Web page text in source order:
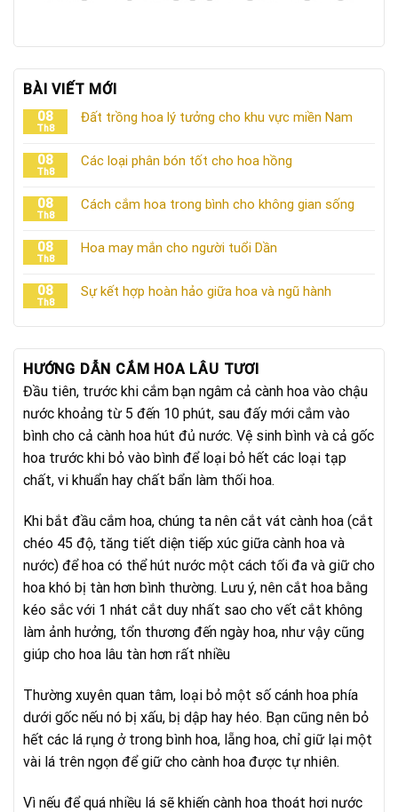
BÀI VIẾT MỚI
08
Th8
Đất trồng hoa lý tưởng cho khu vực miền Nam
08
Th8
Các loại phân bón tốt cho hoa hồng
08
Th8
Cách cắm hoa trong bình cho không gian sống
08
Th8
Hoa may mắn cho người tuổi Dần
08
Th8
Sự kết hợp hoàn hảo giữa hoa và ngũ hành
HƯỚNG DẪN CẮM HOA LÂU TƯƠI
Đầu tiên, trước khi cắm bạn ngâm cả cành hoa vào chậu
nước khoảng từ 5 đến 10 phút, sau đấy mới cắm vào
bình cho cả cành hoa hút đủ nước. Vệ sinh bình và cả gốc
hoa trước khi bỏ vào bình để loại bỏ hết các loại tạp
chất, vi khuẩn hay chất bẩn làm thối hoa.
Khi bắt đầu cắm hoa, chúng ta nên cắt vát cành hoa (cắt
chéo 45 độ, tăng tiết diện tiếp xúc giữa cành hoa và
nước) để hoa có thể hút nước một cách tối đa và giữ cho
hoa khó bị tàn hơn bình thường. Lưu ý, nên cắt hoa bằng
kéo sắc với 1 nhát cắt duy nhất sao cho vết cắt không
làm ảnh hưởng, tổn thương đến ngày hoa, như vậy cũng
giúp cho hoa lâu tàn hơn rất nhiều
Thường xuyên quan tâm, loại bỏ một số cánh hoa phía
dưới gốc nếu nó bị xấu, bị dập hay héo. Bạn cũng nên bỏ
hết các lá rụng ở trong bình hoa, lẵng hoa, chỉ giữ lại một
vài lá trên ngọn để giữ cho cành hoa được tự nhiên.
Vì nếu để quá nhiều lá sẽ khiến cành hoa thoát hơi nước